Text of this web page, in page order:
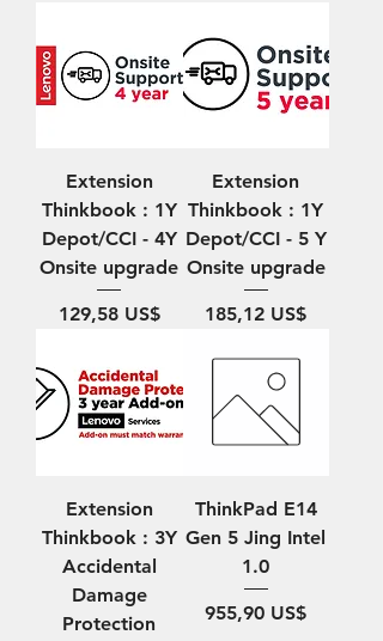
Extension
Thinkbook : 1Y
Depot/CCI - 4Y
Onsite upgrade
Precio
129,58 US$
Extension
Thinkbook : 1Y
Depot/CCI - 5 Y
Onsite upgrade
Precio
185,12 US$
Extension
Thinkbook : 3Y
Accidental
Damage
Protection
ThinkPad E14
Gen 5 Jing Intel
1.0
Precio
955,90 US$